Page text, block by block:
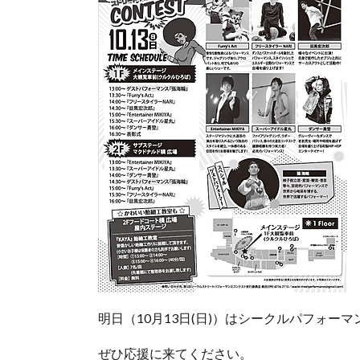
明日（10月13日(日)）はシークルパフォーマ
ぜひ応援に来てください。